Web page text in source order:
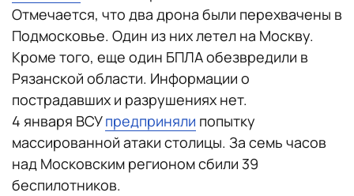
Отмечается, что два дрона были перехвачены в
Подмосковье. Один из них летел на Москву.
Кроме того, еще один БПЛА обезвредили в
Рязанской области. Информации о
пострадавших и разрушениях нет.
4 января ВСУпредприняли попытку
массированной атаки столицы. За семь часов
над Московским регионом сбили 39
беспилотников.